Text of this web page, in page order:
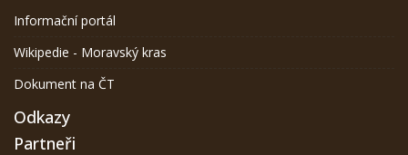
Informační portál
Wikipedie - Moravský kras
Dokument na ČT
Odkazy
Partneři